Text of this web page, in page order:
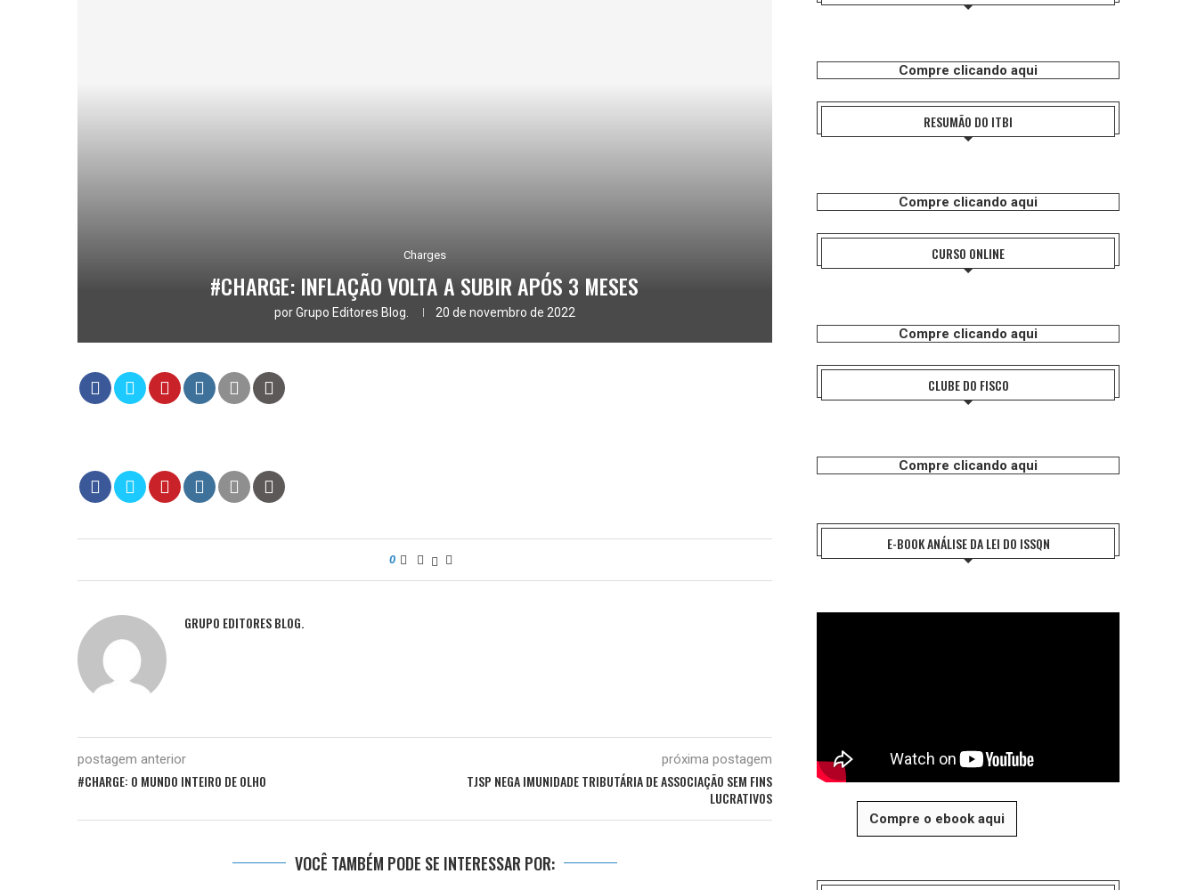
Charges
#CHARGE: INFLAÇÃO VOLTA A SUBIR APÓS 3 MESES
porGrupo Editores Blog. 20 de novembro de 2022
0
GRUPO EDITORES BLOG.
postagem anterior
#CHARGE: O MUNDO INTEIRO DE OLHO
próxima postagem
TJSP NEGA IMUNIDADE TRIBUTÁRIA DE ASSOCIAÇÃO SEM FINS
LUCRATIVOS
VOCÊ TAMBÉM PODE SE INTERESSAR POR:
Compre clicando aqui
RESUMÃO DO ITBI
Compre clicando aqui
CURSO ONLINE
Compre clicando aqui
CLUBE DO FISCO
Compre clicando aqui
E-BOOK ANÁLISE DA LEI DO ISSQN
Compre o ebook aqui